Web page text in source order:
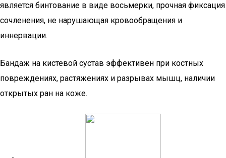
является бинтование в виде восьмерки, прочная фиксация
сочленения, не нарушающая кровообращения и
иннервации.
Бандаж на кистевой сустав эффективен при костных
повреждениях, растяжениях и разрывах мышц, наличии
открытых ран на коже.